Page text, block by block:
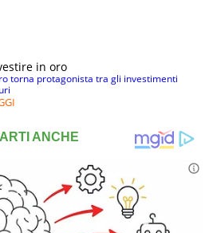
in oro
torna protagonista tra gli investimenti